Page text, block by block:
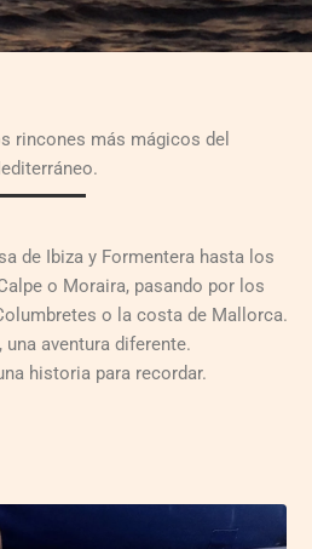
rincones más mágicos del
de Ibiza y Formentera hasta los
o Moraira, pasando por los
o la costa de Mallorca.
una aventura diferente.
historia para recordar.